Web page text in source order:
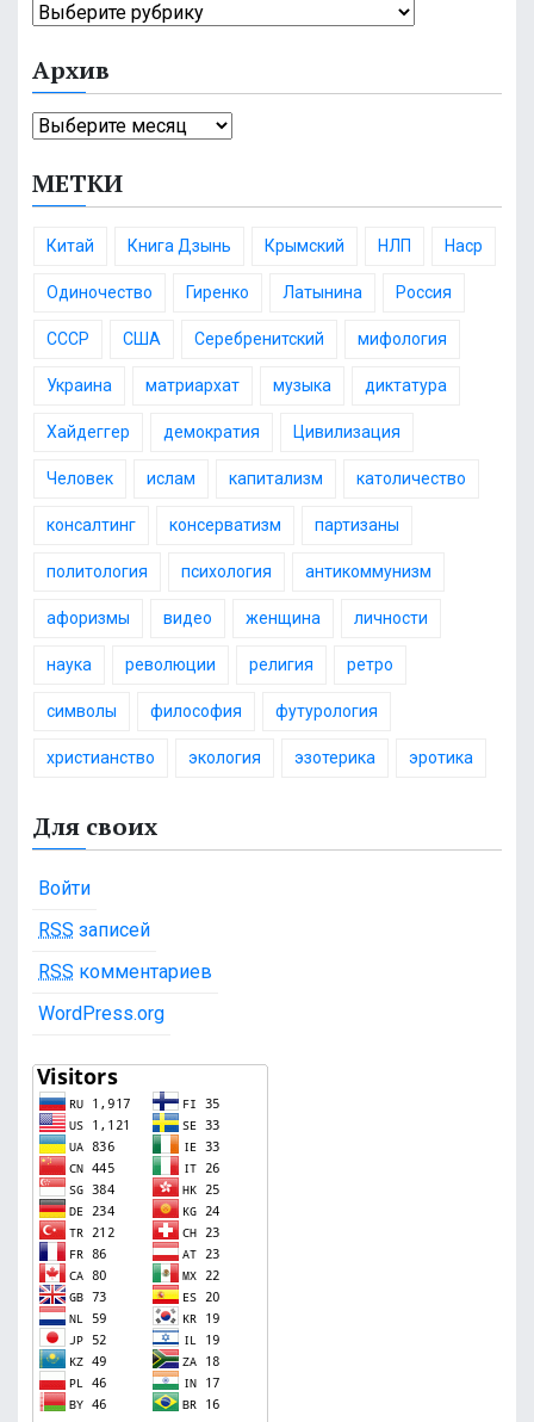
:
К
т
е
р
и
Архив
А
х
и
МЕТКИ
Китай Книга Дзынь Крымский НЛП Наср
Одиночество Гиренко Латынина Россия
СССР США Серебренитский мифология
Украина матриархат музыка диктатура
Хайдеггер демократия Цивилизация
Человек ислам капитализм католичество
консалтинг консерватизм партизаны
политология психология антикоммунизм
афоризмы видео женщина личности
наука революции религия ретро
символы философия футурология
христианство экология эзотерика эротика
Для своих
Войти
RSS записей
RSS комментариев
WordPress.org